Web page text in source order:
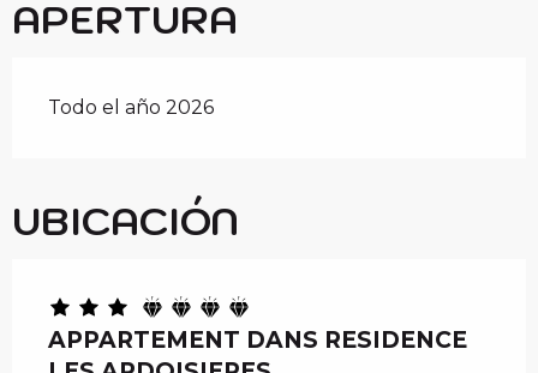
APERTURA
Todo el año 2026
UBICACIÓN
APPARTEMENT DANS RESIDENCE